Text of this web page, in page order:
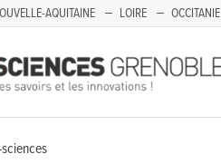
AQUITAINE LOIRE OCCITANIE